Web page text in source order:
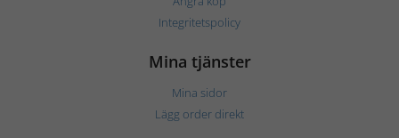
Integritetspolicy
Mina tjänster
Mina sidor
Lägg order direkt